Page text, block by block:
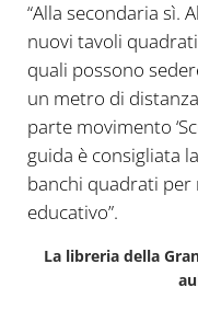
“Alla secondaria sì.
nuovi tavoli
quali possono
un metro di
parte movimento
guida è consigliata
banchi quadrati
educativo”.
La libreria della